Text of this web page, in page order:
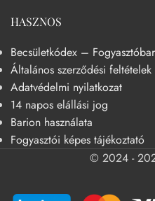
HASZNOS
Becsületkódex –
Általános szerződési feltételek
Adatvédelmi nyilatkozat
14 napos elállási jog
Barion használata
Fogyasztói képes tájékoztató
© 2024 -